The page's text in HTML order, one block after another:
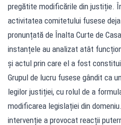
pregătite modificările din justiție.
activitatea comitetului fusese
pronunțată de Înalta Curte de
instanțele au analizat atât
și actul prin care el a fost
Grupul de lucru fusese gândit ca
legilor justiției, cu rolul de a
modificarea legislației din
intervenție a provocat reacții